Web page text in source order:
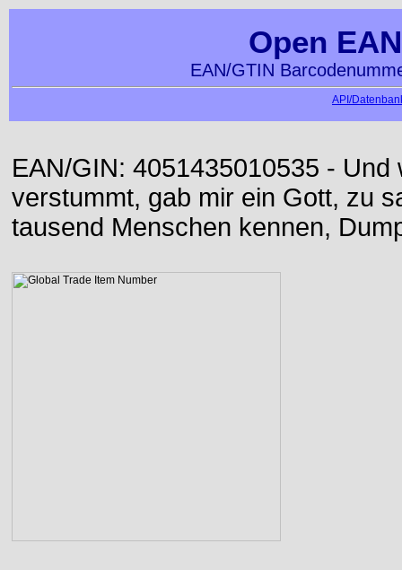
Open
EAN/GTIN
API/
EAN/GIN: 4051435010535 -
verstummt, gab mir ein Gott, zu
tausend Menschen kennen,